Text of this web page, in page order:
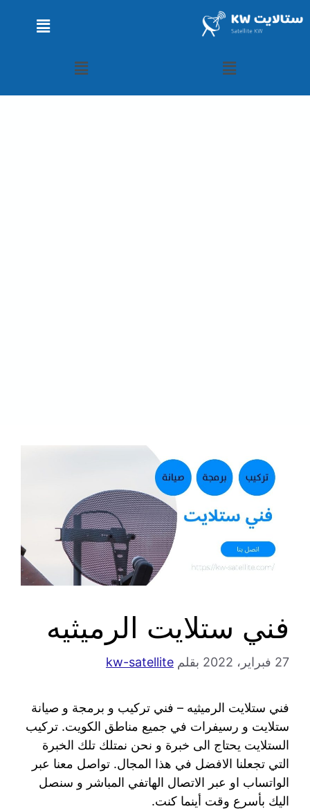
فني ستلايت الرميثيه
27 فبراير، 2022 بقلم kw-satellite
فني ستلايت الرميثيه – فني تركيب و برمجة و صيانة
ستلايت و رسيفرات في جميع مناطق الكويت. تركيب
الستلايت يحتاج الى خبرة و نحن نمتلك تلك الخبرة
التي تجعلنا الافضل في هذا المجال. تواصل معنا عبر
الواتساب او عبر الاتصال الهاتفي المباشر و سنصل
اليك بأسرع وقت أينما كنت.